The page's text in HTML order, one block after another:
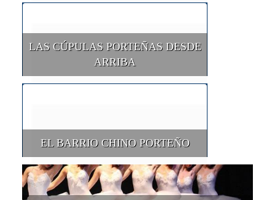
LAS CÚPULAS PORTEÑAS DESDE
ARRIBA
EL BARRIO CHINO PORTEÑO